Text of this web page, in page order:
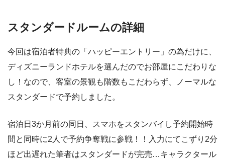
スタンダードルームの詳細
今回は宿泊者特典の「ハッピーエントリー」の為だけに、
ディズニーランドホテルを選んだのでお部屋にこだわりな
し！なので、客室の景観も階数もこだわらず、ノーマルな
スタンダードで予約しました。
宿泊日3か月前の同日、スマホをスタンバイし予約開始時
間と同時に2人で予約争奪戦に参戦！！入力にてこずり2分
ほど出遅れた筆者はスタンダードが完売…キャラクタール